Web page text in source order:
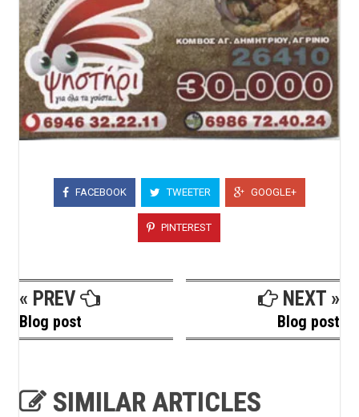
FACEBOOK TWEETER GOOGLE+
PINTEREST
« PREV
Blog post
NEXT »
Blog post
SIMILAR ARTICLES